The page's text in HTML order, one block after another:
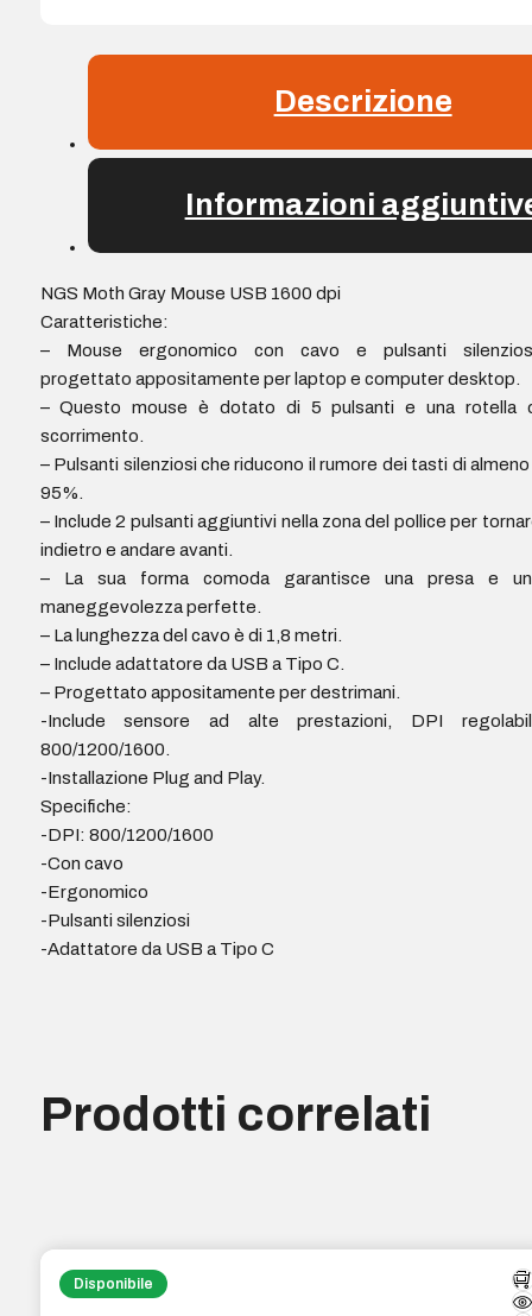
Descrizione
Informazioni
NGS Moth Gray Mouse USB 1600 dpi
Caratteristiche:
– Mouse ergonomico con cavo e pulsanti
progettato appositamente per laptop e computer desktop.
– Questo mouse è dotato di 5 pulsanti e una rotella
scorrimento.
– Pulsanti silenziosi che riducono il rumore dei tasti di almeno
95%.
– Include 2 pulsanti aggiuntivi nella zona del pollice per
indietro e andare avanti.
– La sua forma comoda garantisce una presa e
maneggevolezza perfette.
– La lunghezza del cavo è di 1,8 metri.
– Include adattatore da USB a Tipo C.
– Progettato appositamente per destrimani.
-Include sensore ad alte prestazioni, DPI
800/1200/1600.
-Installazione Plug and Play.
Specifiche:
-DPI: 800/1200/1600
-Con cavo
-Ergonomico
-Pulsanti silenziosi
-Adattatore da USB a Tipo C
Prodotti correlati
Disponibile